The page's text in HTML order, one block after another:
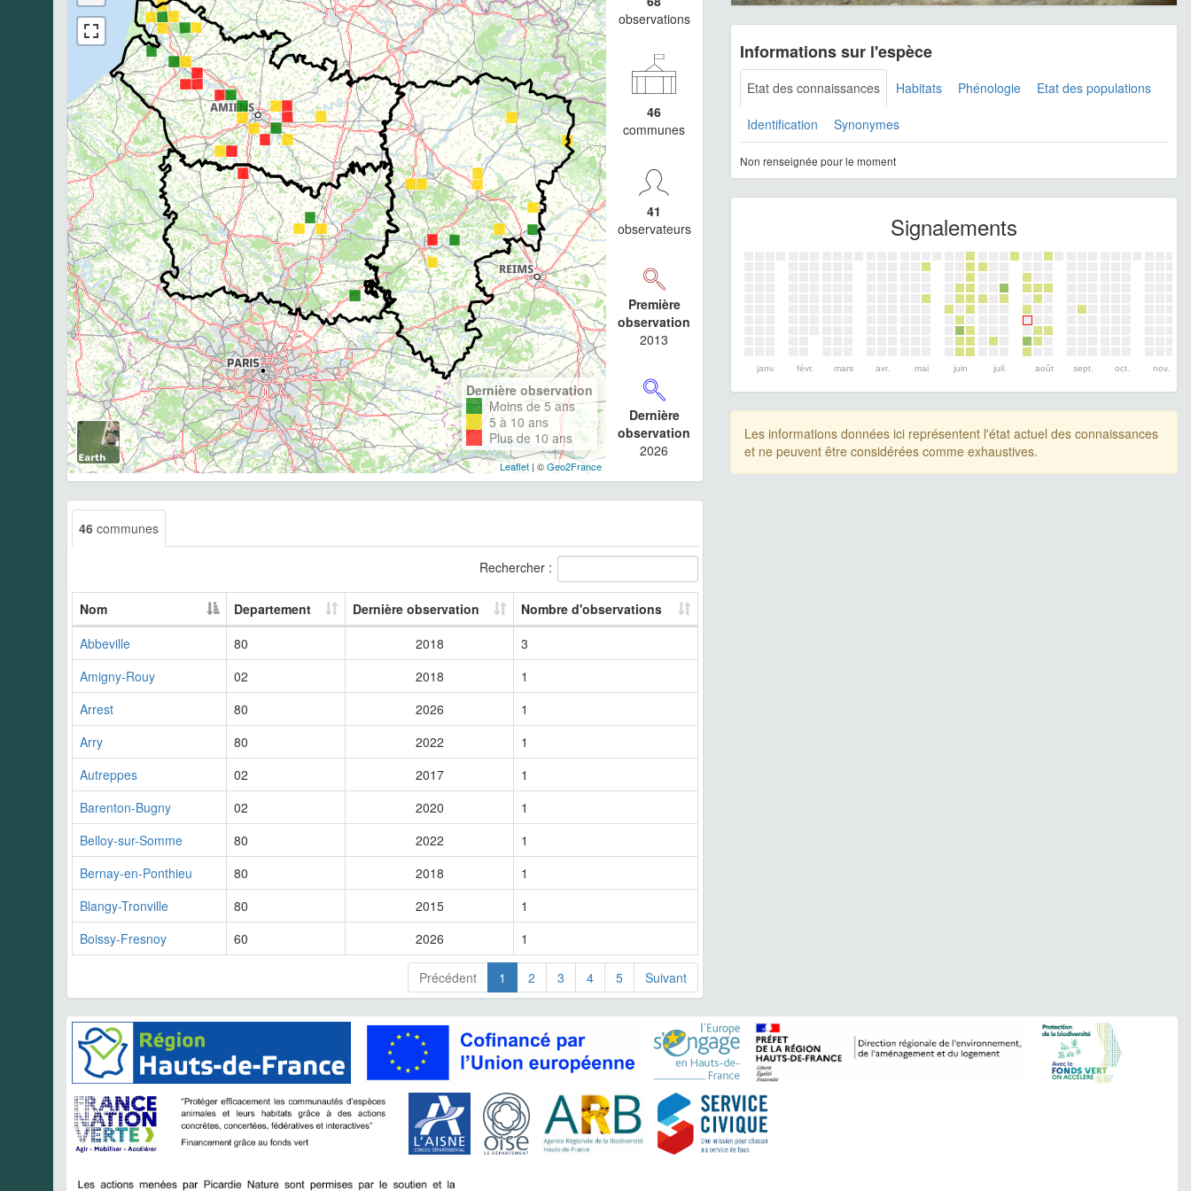
Dernière observation
Moins de 5 ans
5 à 10 ans
Plus de 10 ans
Leaflet| ©Geo2France
observations
46
communes
41
observateurs
Première
observation
2013
Dernière
observation
2026
46 communes
Rechercher :
Nom Departement Dernière observation
Nombre d'observations
Abbeville
80 2018
3
Amigny-Rouy
02 2018
1
Arrest
80 2026
1
Arry
80 2022
1
Autreppes
02 2017
1
Barenton-Bugny
02 2020
1
Belloy-sur-Somme
80 2022
1
Bernay-en-Ponthieu
80 2018
1
Blangy-Tronville
80 2015
1
Boissy-Fresnoy
60 2026 1
Précédent 1 2 3 4 5 Suivant
Informations sur l'espèce
Etat des connaissances Habitats Phénologie Etat des populations
Identification Synonymes
Non renseignée pour le moment
Signalements
janv. févr. mars avr. mai juin juil. août sept. oct. nov.
Les informations données ici représentent l'état actuel des connaissances
et ne peuvent être considérées comme exhaustives.